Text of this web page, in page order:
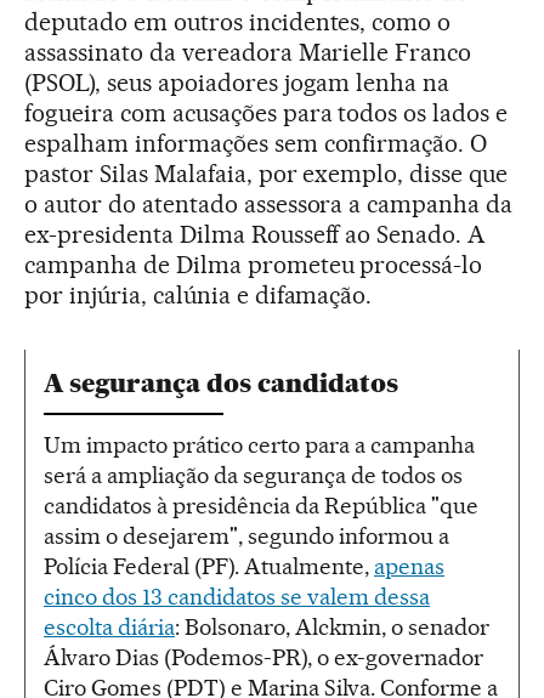
deputado em outros incidentes, como o
assassinato da vereadora Marielle Franco
(PSOL), seus apoiadores jogam lenha na
fogueira com acusações para todos os lados e
espalham informações sem confirmação. O
pastor Silas Malafaia, por exemplo, disse que
o autor do atentado assessora a campanha da
ex-presidenta Dilma Rousseff ao Senado. A
campanha de Dilma prometeu processá-lo
por injúria, calúnia e difamação.
A segurança dos candidatos
Um impacto prático certo para a campanha
será a ampliação da segurança de todos os
candidatos à presidência da República "que
assim o desejarem", segundo informou a
Polícia Federal (PF). Atualmente, apenas
cinco dos 13 candidatos se valem dessa
escolta diária: Bolsonaro, Alckmin, o senador
Álvaro Dias (Podemos-PR), o ex-governador
Ciro Gomes (PDT) e Marina Silva. Conforme a